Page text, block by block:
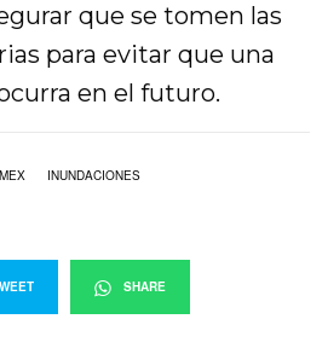
que se tomen las
para evitar que una
en el futuro.
INUNDACIONES
SHARE